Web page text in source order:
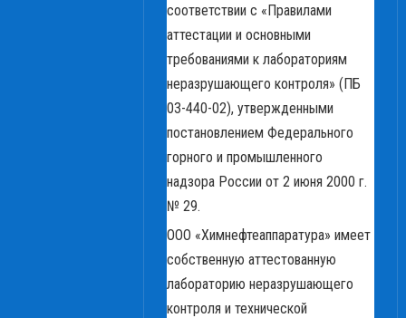
соответствии с «Правилами
аттестации и основными
требованиями к лабораториям
неразрушающего контроля» (ПБ
03-440-02), утвержденными
постановлением Федерального
горного и промышленного
надзора России от 2 июня 2000 г.
№ 29.
ООО «Химнефтеаппаратура» имеет
собственную аттестованную
лабораторию неразрушающего
контроля и технической